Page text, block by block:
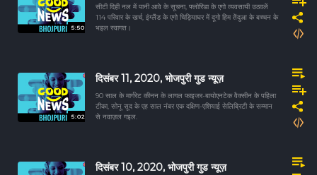
5:50
सीटी दिही नल में पानी आवे के सूचना, फ्लोरिडा के एगो व्यवसायी उठवलें
114 परिवार के खर्च, इंग्लैंड के एगो चिड़ियाघर में दूगो हिम तेंदुआ के बच्चन के
भइल स्वागत।
5:02
दिसंबर 11, 2020, भोजपुरी गुड न्यूज़
90 साल के मार्गरेट कीनन के लागल फाइजर-बायोएनटेक वैक्सीन के पहिला
टीका, सोनू सूद के एह साल नंबर एक दक्षिण-एशियाई सेलिब्रिटी के सम्मान
से नवाज़ल गइल.
दिसंबर 10, 2020, भोजपुरी गुड न्यूज़